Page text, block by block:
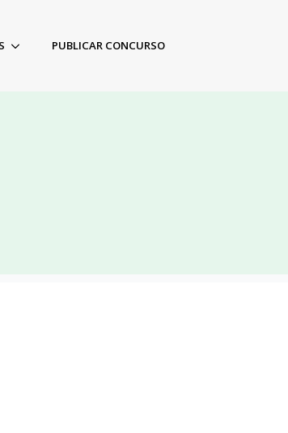
PUBLICAR CONCURSO